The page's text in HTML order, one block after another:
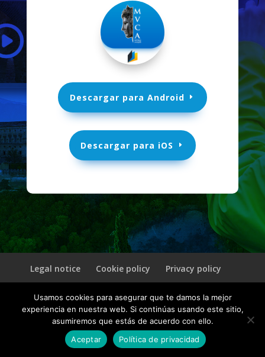
Descargar para Android
Descargar para iOS
Legal notice Cookie policy Privacy policy
© 2026 CultuAR | Un producto deINVELON
Usamos cookies para asegurar que te damos la mejor
experiencia en nuestra web. Si continúas usando este sitio,
asumiremos que estás de acuerdo con ello.
Aceptar
Política de privacidad